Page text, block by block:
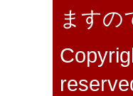
ますの